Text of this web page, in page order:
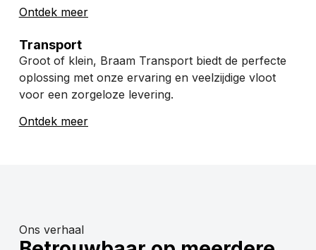
Ontdek meer
Transport
Groot of klein, Braam Transport biedt de perfecte
oplossing met onze ervaring en veelzijdige vloot
voor een zorgeloze levering.
Ontdek meer
Ons verhaal